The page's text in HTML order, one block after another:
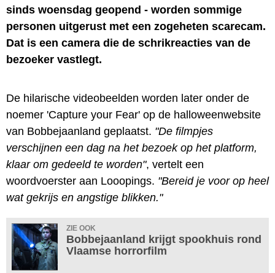
sinds woensdag geopend - worden sommige
personen uitgerust met een zogeheten scarecam.
Dat is een camera die de schrikreacties van de
bezoeker vastlegt.
De hilarische videobeelden worden later onder de
noemer 'Capture your Fear' op de halloweenwebsite
van Bobbejaanland geplaatst. "De filmpjes
verschijnen een dag na het bezoek op het platform,
klaar om gedeeld te worden", vertelt een
woordvoerster aan Looopings. "Bereid je voor op heel
wat gekrijs en angstige blikken."
ZIE OOK
Bobbejaanland krijgt spookhuis rond
Vlaamse horrorfilm